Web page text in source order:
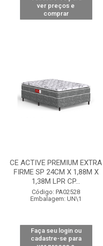
ver preços e
comprar
CE ACTIVE PREMIUM EXTRA
FIRME SP 24CM X 1,88M X
1,38M LPR CP...
Código: PA02528
Embalagem: UN\1
Faça seu login ou
cadastre-se para